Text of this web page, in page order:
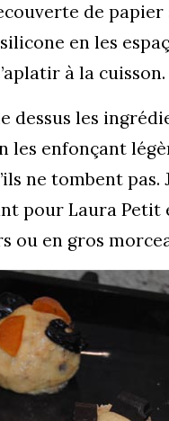
de
en les
à la cuisson.
dessus les
les enfonçant
ne tombent pas.
pour Laura Petit
ou en gros